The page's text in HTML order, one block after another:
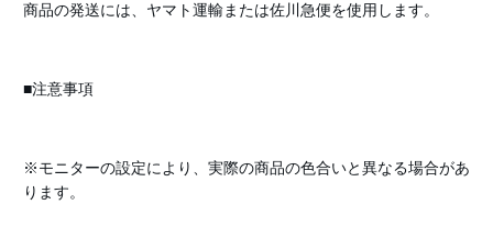
商品の発送には、ヤマト運輸または佐川急便を使用します。
■注意事項
※モニターの設定により、実際の商品の色合いと異なる場合があ
ります。